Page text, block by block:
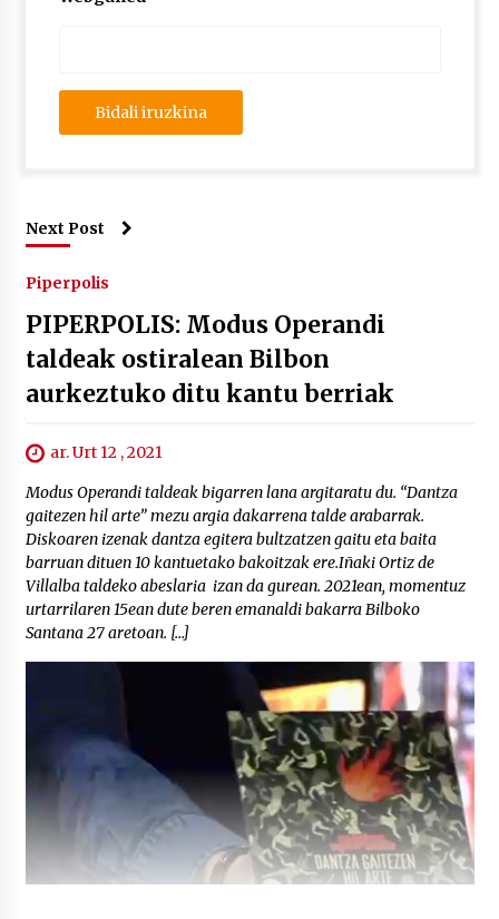
Next Post
Piperpolis
PIPERPOLIS: Modus Operandi
taldeak ostiralean Bilbon
aurkeztuko ditu kantu berriak
ar. Urt 12 , 2021
Modus Operandi taldeak bigarren lana argitaratu du. “Dantza
gaitezen hil arte” mezu argia dakarrena talde arabarrak.
Diskoaren izenak dantza egitera bultzatzen gaitu eta baita
barruan dituen 10 kantuetako bakoitzak ere.Iñaki Ortiz de
Villalba taldeko abeslaria izan da gurean. 2021ean, momentuz
urtarrilaren 15ean dute beren emanaldi bakarra Bilboko
Santana 27 aretoan. […]